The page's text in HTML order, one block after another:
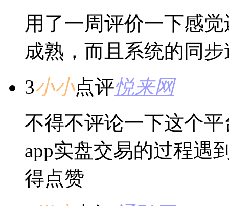
用了一周评价一下感
成熟，而且系统的同
3小小点评悦来网
不得不评论一下这个
app实盘交易的过程遇
得点赞